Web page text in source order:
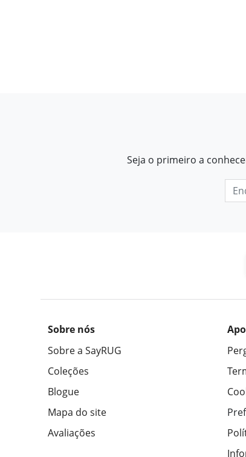
Seja o primeiro a
Sobre nós
Sobre a SayRUG
Coleções
Blogue
Mapa do site
Avaliações